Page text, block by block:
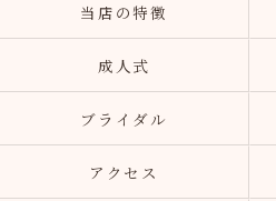
当店の特徴
成人式
ブライダル
アクセス